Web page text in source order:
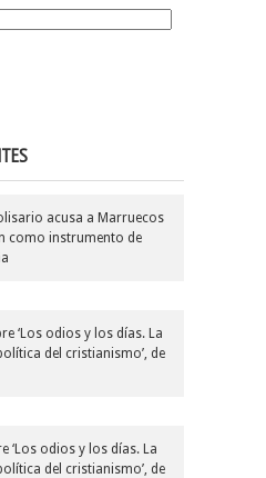
acusa a Marruecos
como instrumento de
‘Los odios y los días. La
del cristianismo’, de
‘Los odios y los días. La
del cristianismo’, de